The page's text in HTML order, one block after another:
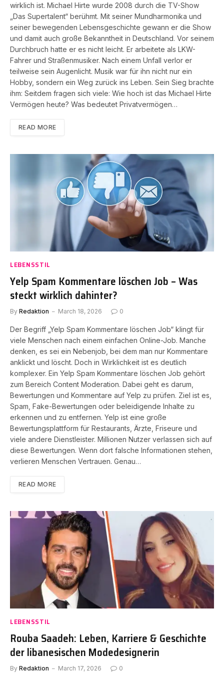
wirklich ist. Michael Hirte wurde 2008 durch die TV-Show
„Das Supertalent“ berühmt. Mit seiner Mundharmonika und
seiner bewegenden Lebensgeschichte gewann er die Show
und damit auch große Bekanntheit in Deutschland. Vor seinem
Durchbruch hatte er es nicht leicht. Er arbeitete als LKW-
Fahrer und Straßenmusiker. Nach einem Unfall verlor er
teilweise sein Augenlicht. Musik war für ihn nicht nur ein
Hobby, sondern ein Weg zurück ins Leben. Sein Sieg brachte
ihm: Seitdem fragen sich viele: Wie hoch ist das Michael Hirte
Vermögen heute? Was bedeutet Privatvermögen…
READ MORE
LEBENSSTIL
Yelp Spam Kommentare löschen Job – Was
steckt wirklich dahinter?
By Redaktion March 18, 2026 0
Der Begriff „Yelp Spam Kommentare löschen Job“ klingt für
viele Menschen nach einem einfachen Online-Job. Manche
denken, es sei ein Nebenjob, bei dem man nur Kommentare
anklickt und löscht. Doch in Wirklichkeit ist es deutlich
komplexer. Ein Yelp Spam Kommentare löschen Job gehört
zum Bereich Content Moderation. Dabei geht es darum,
Bewertungen und Kommentare auf Yelp zu prüfen. Ziel ist es,
Spam, Fake-Bewertungen oder beleidigende Inhalte zu
erkennen und zu entfernen. Yelp ist eine große
Bewertungsplattform für Restaurants, Ärzte, Friseure und
viele andere Dienstleister. Millionen Nutzer verlassen sich auf
diese Bewertungen. Wenn dort falsche Informationen stehen,
verlieren Menschen Vertrauen. Genau…
READ MORE
LEBENSSTIL
Rouba Saadeh: Leben, Karriere & Geschichte
der libanesischen Modedesignerin
By Redaktion March 17, 2026 0